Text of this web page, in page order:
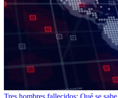
Tres hombres fallecidos: Qué se